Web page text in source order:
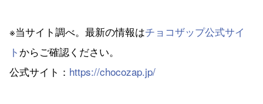
※当サイト調べ。最新の情報はチョコザップ公式サイ
ト からご確認ください。
公式サイト： https://chocozap.jp/